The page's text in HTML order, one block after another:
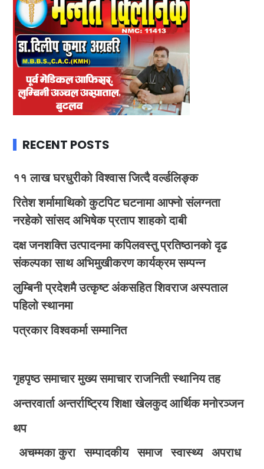
RECENT POSTS
११ लाख घरधुरीको विश्वास जित्दै वर्ल्डलिङ्क
रितेश शर्मामाथिको कुटपिट घटनामा आफ्नो संलग्नता
नरहेको सांसद अभिषेक प्रताप शाहको दाबी
दक्ष जनशक्ति उत्पादनमा कपिलवस्तु प्रतिष्ठानको दृढ
संकल्पका साथ अभिमुखीकरण कार्यक्रम सम्पन्न
लुम्बिनी प्रदेशमै उत्कृष्ट अंकसहित शिवराज अस्पताल
पहिलो स्थानमा
पत्रकार विश्वकर्मा सम्मानित
गृहपृष्ठ समाचार मुख्य समाचार राजनिती स्थानिय तह
अन्तरवार्ता अन्तर्राष्ट्रिय शिक्षा खेलकुद आर्थिक मनोरञ्जन
थप
अचम्मका कुरा
सम्पादकीय समाज स्वास्थ्य
अपराध